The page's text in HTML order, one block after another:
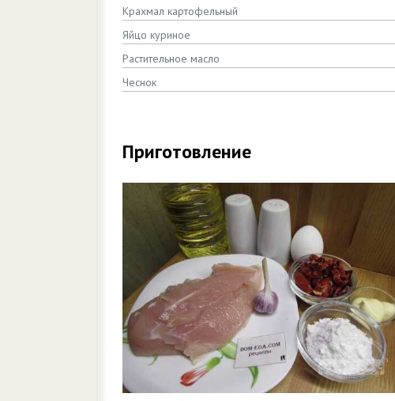
Крахмал картофельный
Яйцо куриное
Растительное масло
Чеснок
Приготовление